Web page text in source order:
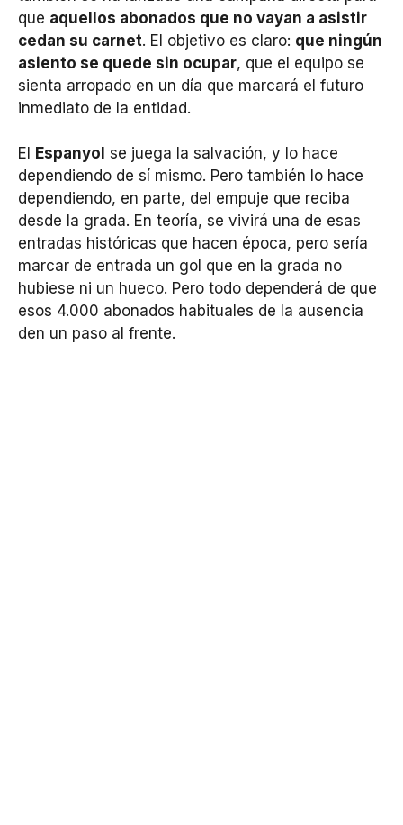
que aquellos abonados que no vayan a asistir
cedan su carnet. El objetivo es claro: que ningún
asiento se quede sin ocupar, que el equipo se
sienta arropado en un día que marcará el futuro
inmediato de la entidad.
El Espanyol se juega la salvación, y lo hace
dependiendo de sí mismo. Pero también lo hace
dependiendo, en parte, del empuje que reciba
desde la grada. En teoría, se vivirá una de esas
entradas históricas que hacen época, pero sería
marcar de entrada un gol que en la grada no
hubiese ni un hueco. Pero todo dependerá de que
esos 4.000 abonados habituales de la ausencia
den un paso al frente.